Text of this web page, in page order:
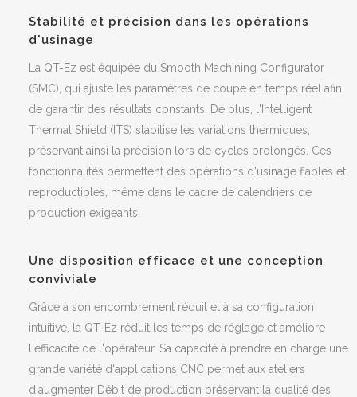
Stabilité et précision dans les opérations
d'usinage
La QT-Ez est équipée du Smooth Machining Configurator
(SMC), qui ajuste les paramètres de coupe en temps réel afin
de garantir des résultats constants. De plus, l'Intelligent
Thermal Shield (ITS) stabilise les variations thermiques,
préservant ainsi la précision lors de cycles prolongés. Ces
fonctionnalités permettent des opérations d'usinage fiables et
reproductibles, même dans le cadre de calendriers de
production exigeants.
Une disposition efficace et une conception
conviviale
Grâce à son encombrement réduit et à sa configuration
intuitive, la QT-Ez réduit les temps de réglage et améliore
l'efficacité de l'opérateur. Sa capacité à prendre en charge une
grande variété d'applications CNC permet aux ateliers
d'augmenter Débit de production préservant la qualité des